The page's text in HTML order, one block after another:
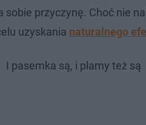
przyczynę. Choć nie
uzyskania naturalnego
I pasemka są, i plamy też są